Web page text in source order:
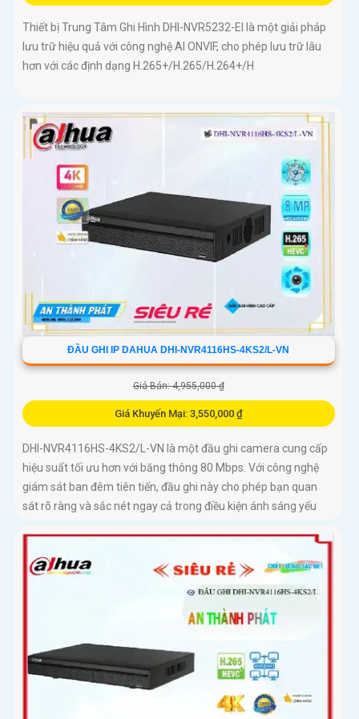
Thiết bị Trung Tâm Ghi Hình DHI-NVR5232-EI là một giải pháp
lưu trữ hiệu quả với công nghệ AI ONVIF, cho phép lưu trữ lâu
hơn với các định dạng H.265+/H.265/H.264+/H
ĐẦU GHI IP DAHUA DHI-NVR4116HS-4KS2/L-VN
Giá Bán: 4,955,000 ₫
Giá Khuyến Mại: 3,550,000 ₫
DHI-NVR4116HS-4KS2/L-VN là một đầu ghi camera cung cấp
hiệu suất tối ưu hơn với băng thông 80 Mbps. Với công nghệ
giám sát ban đêm tiên tiến, đầu ghi này cho phép bạn quan
sát rõ ràng và sắc nét ngay cả trong điều kiện ánh sáng yếu